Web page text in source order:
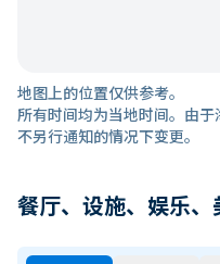
地图上的位置仅供参考。
所有时间均为当地时间。由
不另行通知的情况下变更。
餐厅、设施、娱乐、